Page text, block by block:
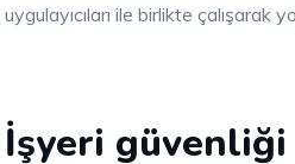
uygulayıcıları ile birlikte çalışarak
İşyeri güvenliği